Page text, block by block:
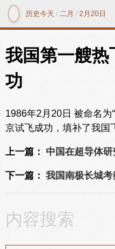
历史今天 /二月 /2月20日
我国第一艘热
功
1986年2月20日 被命名为
京试飞成功，填补了我国
上一篇： 中国在超导体
下一篇： 我国南极长城考
内容搜索